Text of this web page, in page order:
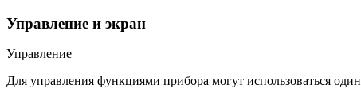
Управление и экран
Управление
Для управления функциями прибора могут использоваться